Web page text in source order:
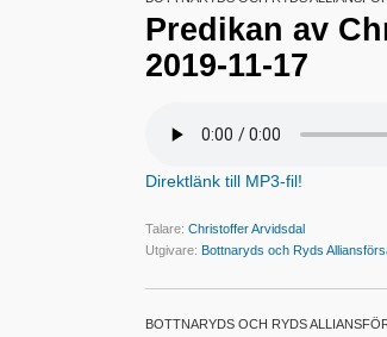
Predikan av
2019-11-17
Direktlänk till MP3-fil!
Talare: Christoffer Arvidsdal
Utgivare: Bottnaryds och Ryds
BOTTNARYDS OCH RYDS